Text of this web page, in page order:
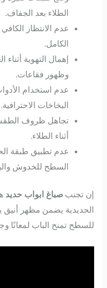
الطلاء بعد الجفاف.
عدم الانتظار
الكامل.
إهمال التهوية
وظهور فقاعات.
عدم استخدام
البخاخات الاحترافية.
تجاهل ظروف الطقس
أثناء الطلاء.
عدم تطبيق طبقة
السطح للخدوش
إن تجنبصباغ ابواب حديد
الحديدية يضمن مظهر أنيق
للسطح تمنح الباب لمعانًا